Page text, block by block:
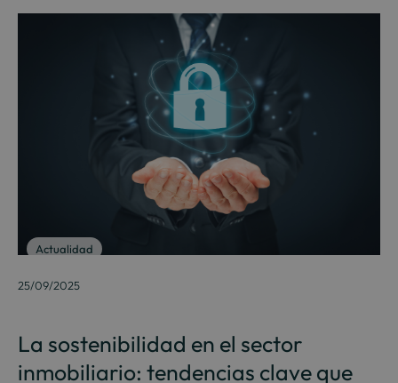
Actualidad
25/09/2025
La sostenibilidad en el sector
inmobiliario: tendencias clave que